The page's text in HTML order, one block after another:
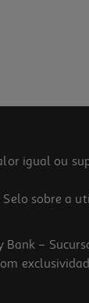
igual ou
sobre a
Bank –